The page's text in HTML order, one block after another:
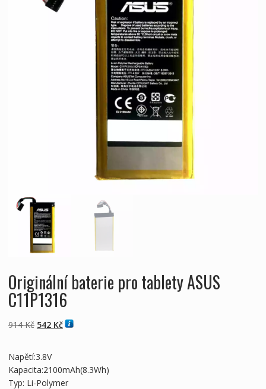
Originální baterie pro tablety ASUS
C11P1316
914Kč Původní
914 Kč
542 KčAktuální
Napětí:3.8V
Kapacita:2100mAh(8.3Wh)
Typ: Li-Polymer